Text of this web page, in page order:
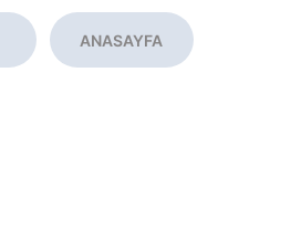
ANASAYFA